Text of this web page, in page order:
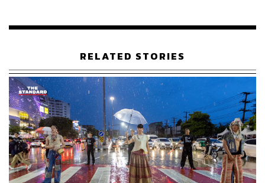
RELATED STORIES